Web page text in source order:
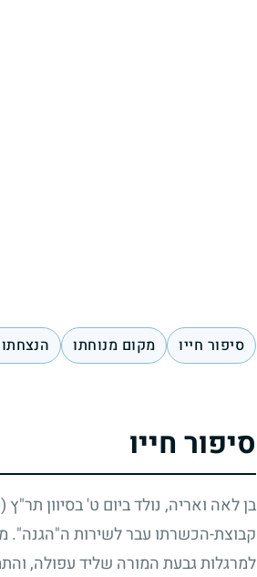
סיפור חייו מקום מנוחתו
סיפור חייו
בן לאה ואריה, נולד ביום ט' בסיוון תר"ץ (5.6.1930)
קבוצת-הכשרתו עבר לשירות ה"הגנה".
למרגלות גבעת המורה שליד עפולה,